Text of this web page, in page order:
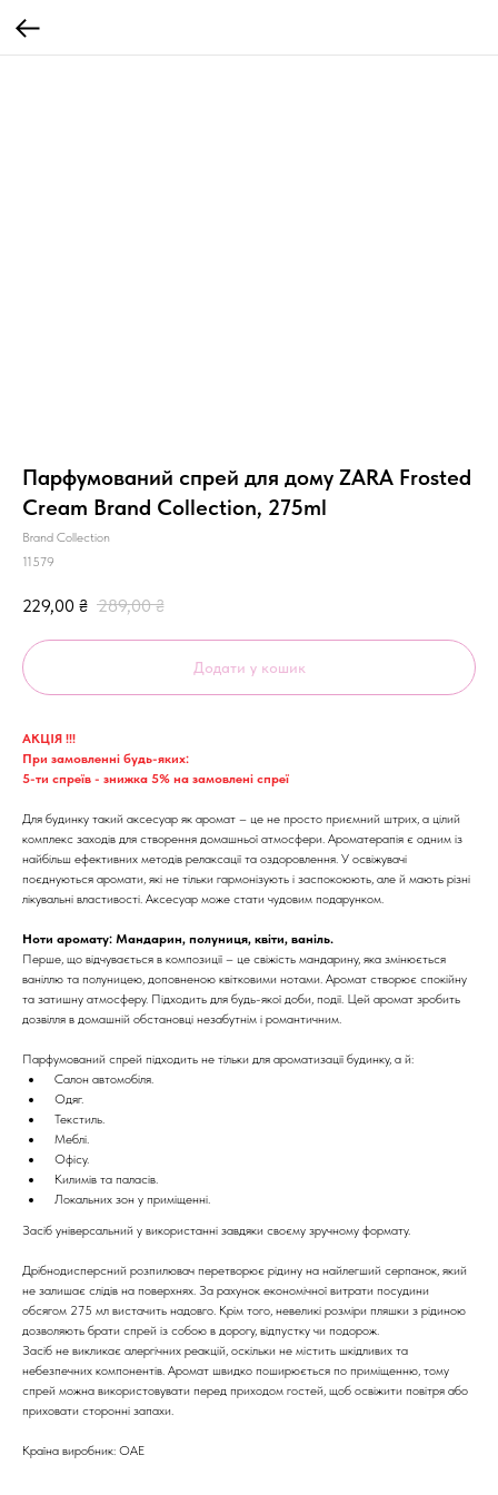
Парфумований спрей для дому ZARA Frosted
Cream Brand Collection, 275ml
Brand Collection
11579
229,00 ₴ 289,00 ₴
Додати у кошик
АКЦІЯ !!!
При замовленні будь-яких:
5-ти спреїв - знижка 5% на замовлені спреї
Для будинку такий аксесуар як аромат – це не просто приємний штрих, а цілий
комплекс заходів для створення домашньої атмосфери. Ароматерапія є одним із
найбільш ефективних методів релаксації та оздоровлення. У освіжувачі
поєднуються аромати, які не тільки гармонізують і заспокоюють, але й мають різні
лікувальні властивості. Аксесуар може стати чудовим подарунком.
Ноти аромату: Мандарин, полуниця, квіти, ваніль.
Перше, що відчувається в композиції – це свіжість мандарину, яка змінюється
ваніллю та полуницею, доповненою квітковими нотами. Аромат створює спокійну
та затишну атмосферу. Підходить для будь-якої доби, події. Цей аромат зробить
дозвілля в домашній обстановці незабутнім і романтичним.
Парфумований спрей підходить не тільки для ароматизації будинку, а й:
Салон автомобіля.
Одяг.
Текстиль.
Меблі.
Офісу.
Килимів та паласів.
Локальних зон у приміщенні.
Засіб універсальний у використанні завдяки своєму зручному формату.
Дрібнодисперсний розпилювач перетворює рідину на найлегший серпанок, який
не залишає слідів на поверхнях. За рахунок економічної витрати посудини
обсягом 275 мл вистачить надовго. Крім того, невеликі розміри пляшки з рідиною
дозволяють брати спрей із собою в дорогу, відпустку чи подорож.
Засіб не викликає алергічних реакцій, оскільки не містить шкідливих та
небезпечних компонентів. Аромат швидко поширюється по приміщенню, тому
спрей можна використовувати перед приходом гостей, щоб освіжити повітря або
приховати сторонні запахи.
Країна виробник: ОАЕ